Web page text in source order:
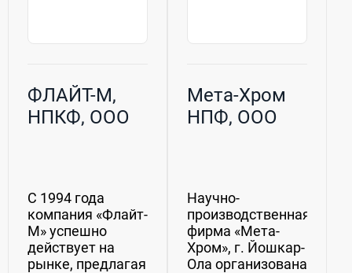
ФЛАЙТ-М,
НПКФ, ООО
С 1994 года
компания «Флайт-
М» успешно
действует на
рынке, предлагая
Мета-Хром
НПФ, ООО
Научно-
производственная
фирма «Мета-
Хром», г. Йошкар-
Ола организована